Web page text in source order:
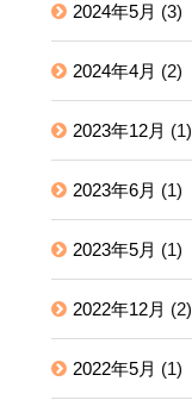
2024年5月 (3)
2024年4月 (2)
2023年12月 (1)
2023年6月 (1)
2023年5月 (1)
2022年12月 (2)
2022年5月 (1)